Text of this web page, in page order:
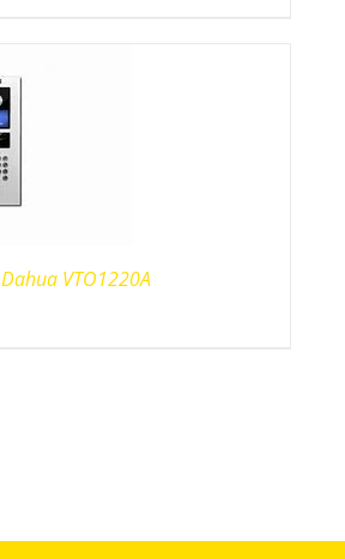
Dahua VTO1220A